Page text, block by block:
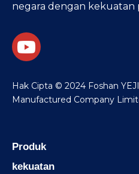
negara dengan kekuatan
​Hak Cipta © 2024 Foshan
Manufactured Company
Produk
kekuatan